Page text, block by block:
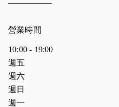
營業時間
10:00 - 19:00
週間日
週五
週六
週日
週一